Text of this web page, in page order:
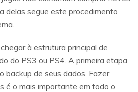
delas segue este procedimento
à estrutura principal de
do PS3 ou PS4. A primeira etapa
backup de seus dados. Fazer
é o mais importante em todo o